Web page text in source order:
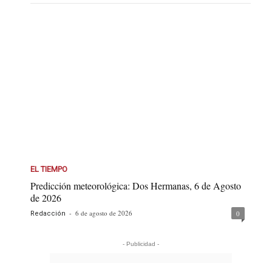
EL TIEMPO
Predicción meteorológica: Dos Hermanas, 6 de Agosto
de 2026
Redacción - 6 de agosto de 2026 0
- Publicidad -